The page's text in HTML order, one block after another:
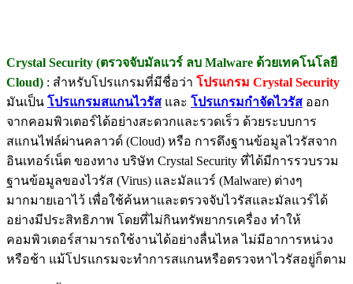
Crystal Security (ตรวจจับมัลแวร์ ลบ Malware ด้วยเทคโนโลยี
Cloud) : สำหรับโปรแกรมที่มีชื่อว่า โปรแกรม Crystal Security
มันเป็น โปรแกรมสแกนไวรัส และ โปรแกรมกำจัดไวรัส ออก
จากคอมพิวเตอร์ได้อย่างสะดวกและรวดเร็ว ด้วยระบบการ
สแกนไฟล์ผ่านคลาวด์ (Cloud) หรือ การดึงฐานข้อมูลไวรัสจาก
อินเทอร์เน็ต ของทาง บริษัท Crystal Security ที่ได้มีการรวบรวม
ฐานข้อมูลของไวรัส (Virus) และมัลแวร์ (Malware) ต่างๆ
มากมายเอาไว้ เพื่อใช้ค้นหาและตรวจจับไวรัสและมัลแวร์ได้
อย่างมีประสิทธิภาพ โดยที่ไม่กินทรัพยากรเครื่อง ทำให้
คอมพิวเตอร์สามารถใช้งานได้อย่างลื่นไหล ไม่มีอาการหน่วง
หรือช้า แม้โปรแกรมจะทำการสแกนหรือตรวจหาไวรัสอยู่ก็ตาม